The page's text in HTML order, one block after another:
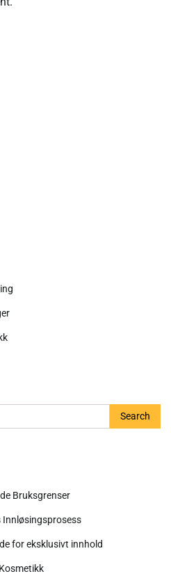
Bruksgrenser
Innløsingsprosess
for eksklusivt innhold